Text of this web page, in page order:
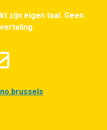
zijn eigen taal. Geen